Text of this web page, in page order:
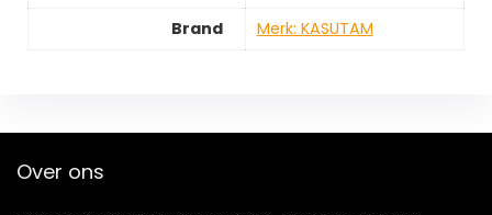
Brand Merk: KASUTAM
Over ons